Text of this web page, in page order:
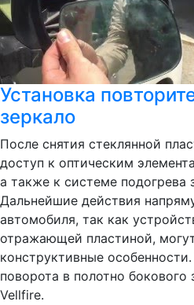
Установка
зеркало
После снятия стеклянной
доступ к оптическим
а также к системе подогрева
Дальнейшие действия
автомобиля, так как
отражающей пластиной,
конструктивные
поворота в полотно бокового
Vellfire.